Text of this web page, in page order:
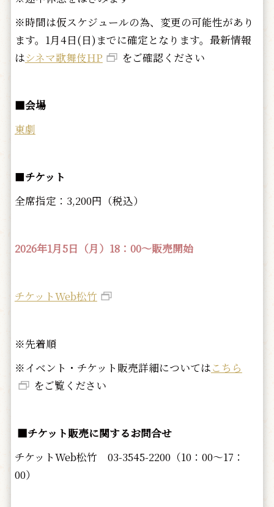
※時間は仮スケジュールの為、変更の可能性があり
ます。1月4日(日)までに確定となります。最新情報
はシネマ歌舞伎HP をご確認ください
■会場
東劇
■チケット
全席指定：3,200円（税込）
2026年1月5日（月）18：00～販売開始
チケットWeb松竹
※先着順
※イベント・チケット販売詳細についてはこちら
をご覧ください
■チケット販売に関するお問合せ
チケットWeb松竹 03-3545-2200（10：00～17：
00）